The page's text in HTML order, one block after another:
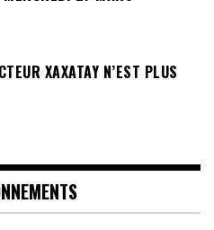
XAXATAY N’EST PLUS